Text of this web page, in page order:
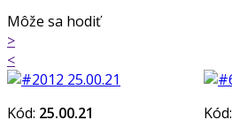
Môže sa hodiť
>
<
Kód: 25.00.21 Kód: